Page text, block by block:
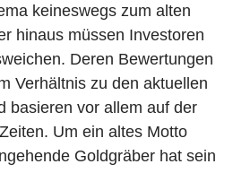
keineswegs zum alten
hinaus müssen Investoren
Deren Bewertungen
Verhältnis zu den aktuellen
basieren vor allem auf der
Um ein altes Motto
Goldgräber hat sein